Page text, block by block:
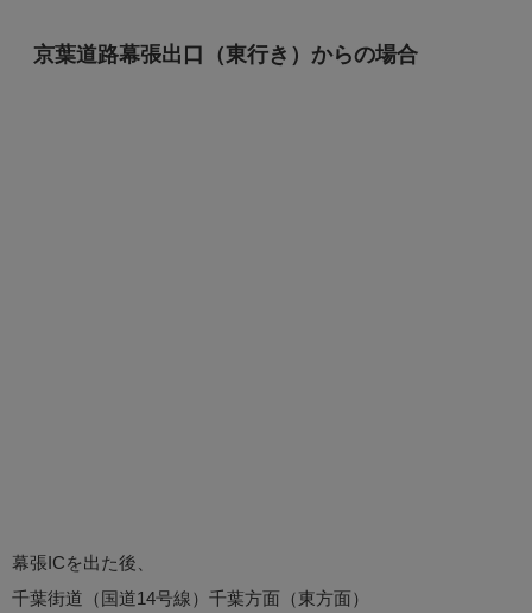
京葉道路幕張出口（東行き）からの場合
幕張ICを出た後、
千葉街道（国道14号線）千葉方面（東方面）